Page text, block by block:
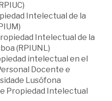
Intelectual de la
Intelectual de la
(RPIUNL)
intelectual en el
Docente e
Lusófona
Propiedad Intelectual